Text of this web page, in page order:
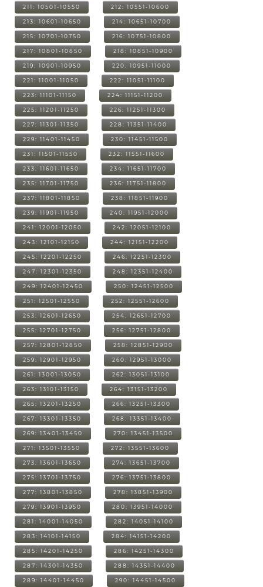
211: 10501-10550 212: 10551-10600
213: 10601-10650 214: 10651-10700
215: 10701-10750 216: 10751-10800
217: 10801-10850 218: 10851-10900
219: 10901-10950 220: 10951-11000
221: 11001-11050 222: 11051-11100
223: 11101-11150 224: 11151-11200
225: 11201-11250 226: 11251-11300
227: 11301-11350 228: 11351-11400
229: 11401-11450 230: 11451-11500
231: 11501-11550 232: 11551-11600
233: 11601-11650 234: 11651-11700
235: 11701-11750 236: 11751-11800
237: 11801-11850 238: 11851-11900
239: 11901-11950 240: 11951-12000
241: 12001-12050 242: 12051-12100
243: 12101-12150 244: 12151-12200
245: 12201-12250 246: 12251-12300
247: 12301-12350 248: 12351-12400
249: 12401-12450 250: 12451-12500
251: 12501-12550 252: 12551-12600
253: 12601-12650 254: 12651-12700
255: 12701-12750 256: 12751-12800
257: 12801-12850 258: 12851-12900
259: 12901-12950 260: 12951-13000
261: 13001-13050 262: 13051-13100
263: 13101-13150 264: 13151-13200
265: 13201-13250 266: 13251-13300
267: 13301-13350 268: 13351-13400
269: 13401-13450 270: 13451-13500
271: 13501-13550 272: 13551-13600
273: 13601-13650 274: 13651-13700
275: 13701-13750 276: 13751-13800
277: 13801-13850 278: 13851-13900
279: 13901-13950 280: 13951-14000
281: 14001-14050 282: 14051-14100
283: 14101-14150 284: 14151-14200
285: 14201-14250 286: 14251-14300
287: 14301-14350 288: 14351-14400
289: 14401-14450 290: 14451-14500